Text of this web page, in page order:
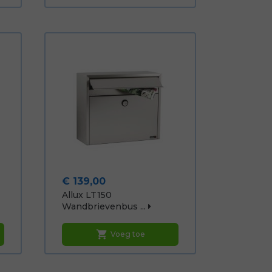
Prijs
€ 139,00
Allux LT150
Wandbrievenbus ...
shopping_cart Voeg toe